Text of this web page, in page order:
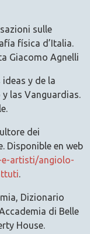
sulle
física d’Italia.
Giacomo Agnelli
ideas y de la
y las Vanguardias.
dei
Disponible en web
e-artisti/angiolo-
.
Dizionario
di Belle
House.